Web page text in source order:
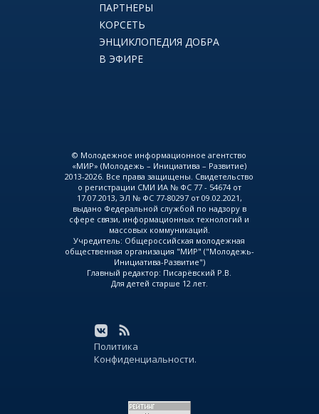
ПАРТНЕРЫ
КОРСЕТЬ
ЭНЦИКЛОПЕДИЯ ДОБРА
В ЭФИРЕ
© Молодежное информационное агентство
«МИР» (Молодежь – Инициатива – Развитие)
2013-2026. Все права защищены. Свидетельство
о регистрации СМИ ИА № ФС 77 - 54674 от
17.07.2013, ЭЛ № ФС 77-80297 от 09.02.2021,
выдано Федеральной службой по надзору в
сфере связи, информационных технологий и
массовых коммуникаций.
Учредитель: Общероссийская молодежная
общественная организация "МИР" ("Молодежь-
Инициатива-Развитие")
Главный редактор: Писарёвский Р.В.
Для детей старше 12 лет.
Политика
Конфиденциальности.